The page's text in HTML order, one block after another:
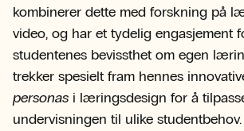
kombinerer dette med forskning på
video, og har et tydelig engasjement
studentenes bevissthet om egen
trekker spesielt fram hennes
personas i læringsdesign for å
undervisningen til ulike